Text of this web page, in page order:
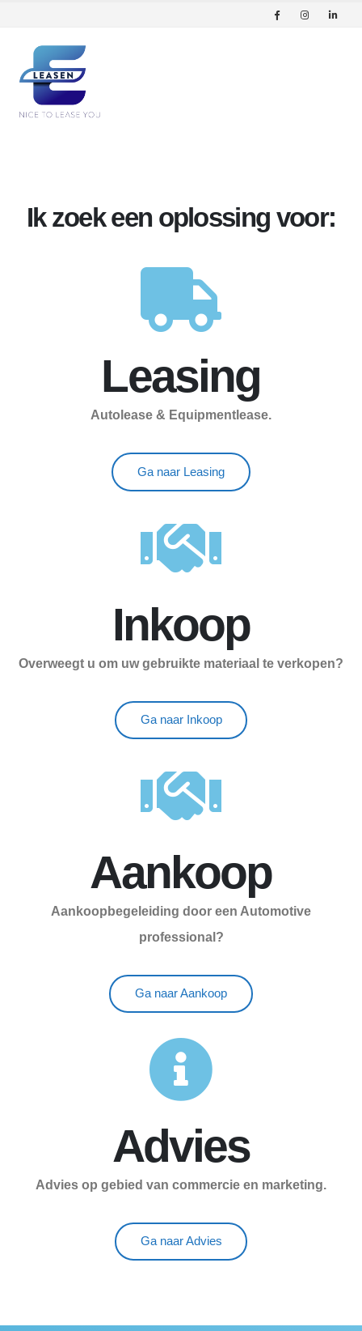
Ik zoek een oplossing voor:
Leasing
Autolease & Equipmentlease.
Ga naar Leasing
Inkoop
Overweegt u om uw gebruikte materiaal te verkopen?
Ga naar Inkoop
Aankoop
Aankoopbegeleiding door een Automotive
professional?
Ga naar Aankoop
Advies
Advies op gebied van commercie en marketing.
Ga naar Advies